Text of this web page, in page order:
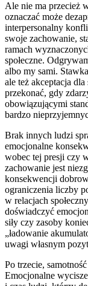
Ale nie ma przecież
oznaczać może
interpersonalny
swoje zachowanie,
ramach
społeczne.
albo my sami.
ale też akceptacja
przekonać, gdy
obowiązującymi
bardzo
Brak innych ludzi
emocjonalne
wobec tej presji czy
zachowanie jest
konsekwencji
ograniczenia liczby
w relacjach
doświadczyć
siły czy zasoby
„ładowanie
uwagi własnym
Po trzecie, samotność
Emocjonalne